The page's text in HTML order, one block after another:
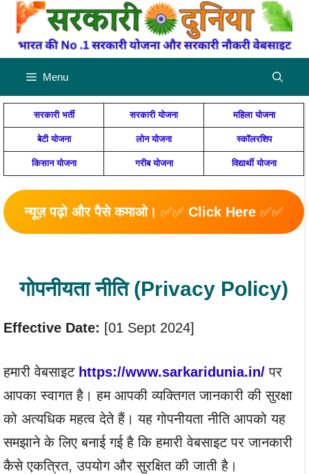
Skip
content
Menu
सरकारी भर्ती सरकारी योजना महिला योजना
बेटी योजना लोन योजना स्कॉलरशिप
किसान योजना गरीब योजना विद्यार्थी योजना
न्यूज़ पढ़ो और पैसे कमाओ। ✅✅ Click Here ✅✅
गोपनीयता नीति (Privacy Policy)
Effective Date: [01 Sept 2024]
हमारी वेबसाइट https://www.sarkaridunia.in/ पर
आपका स्वागत है। हम आपकी व्यक्तिगत जानकारी की सुरक्षा
को अत्यधिक महत्व देते हैं। यह गोपनीयता नीति आपको यह
समझाने के लिए बनाई गई है कि हमारी वेबसाइट पर जानकारी
कैसे एकत्रित, उपयोग और सुरक्षित की जाती है।